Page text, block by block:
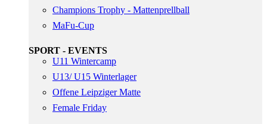
Champions Trophy - Mattenprellball
MaFu-Cup
SPORT - EVENTS
U11 Wintercamp
U13/ U15 Winterlager
Offene Leipziger Matte
Female Friday